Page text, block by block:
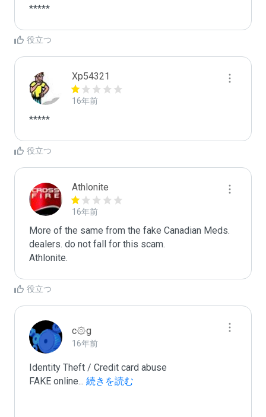
*****
役立つ
Xp54321
16年前
*****
役立つ
Athlonite
16年前
More of the same from the fake Canadian Meds.
dealers. do not fall for this scam.
Athlonite.
役立つ
c۞g
16年前
Identity Theft / Credit card abuse
FAKE online... 続きを読む